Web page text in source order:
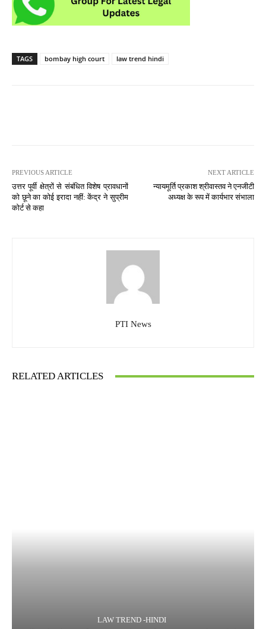
TAGS bombay high court law trend hindi
PREVIOUS ARTICLE
उत्तर पूर्वी क्षेत्रों से संबंधित विशेष प्रावधानों
को छूने का कोई इरादा नहीं: केंद्र ने सुप्रीम
कोर्ट से कहा
NEXT ARTICLE
न्यायमूर्ति प्रकाश श्रीवास्तव ने एनजीटी
अध्यक्ष के रूप में कार्यभार संभाला
PTI News
RELATED ARTICLES
LAW TREND -HINDI